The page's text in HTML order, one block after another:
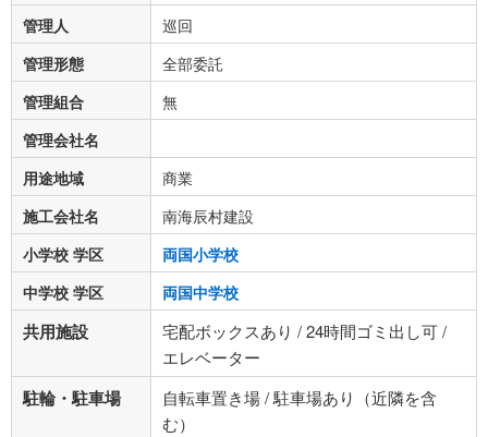
管理人
巡回
管理形態
全部委託
管理組合
無
管理会社名
用途地域
商業
施工会社名
南海辰村建設
小学校 学区
両国小学校
中学校 学区
両国中学校
共用施設
宅配ボックスあり / 24時間ゴミ出し可 /
エレベーター
駐輪・駐車場
自転車置き場 / 駐車場あり（近隣を含
む）